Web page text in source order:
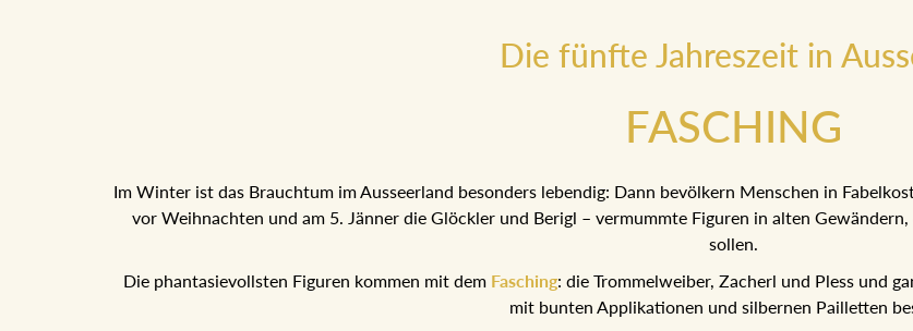
Die fünfte Jahreszeit in
FASCHING
Im Winter ist das Brauchtum im Ausseerland besonders lebendig: Dann bevölkern Menschen in
vor Weihnachten und am 5. Jänner die Glöckler und Berigl – vermummte Figuren in alten
sollen.
Die phantasievollsten Figuren kommen mit dem Fasching: die Trommelweiber, Zacherl und Pless und
mit bunten Applikationen und silbernen Pailletten